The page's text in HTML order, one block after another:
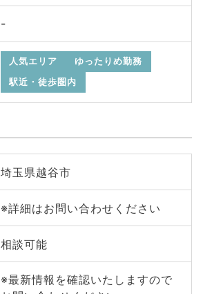
-
人気エリア
ゆったりめ勤務
駅近・徒歩圏内
埼玉県越谷市
※詳細はお問い合わせください
相談可能
※最新情報を確認いたしますので